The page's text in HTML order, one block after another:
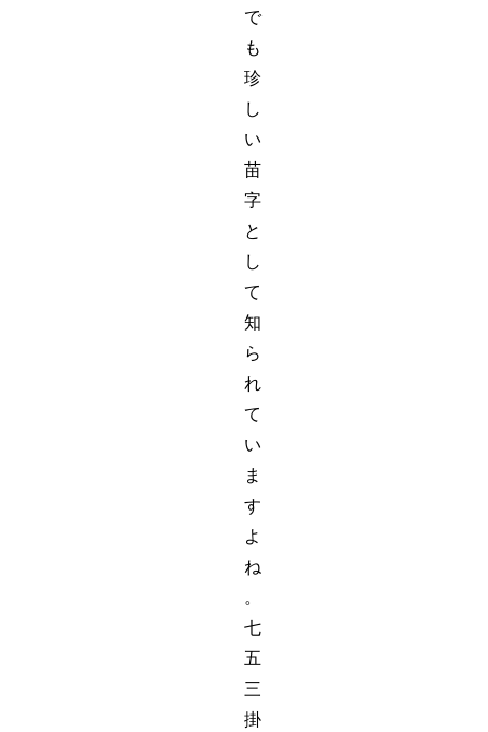
で
も
珍
し
い
苗
字
と
し
て
知
ら
れ
て
い
ま
す
よ
ね
。
七
五
三
掛